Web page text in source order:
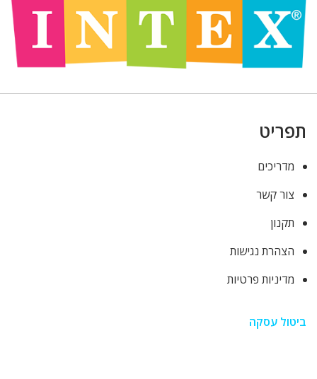
תפריט
מדריכים
צור קשר
תקנון
הצהרת נגישות
מדיניות פרטיות
ביטול עסקה